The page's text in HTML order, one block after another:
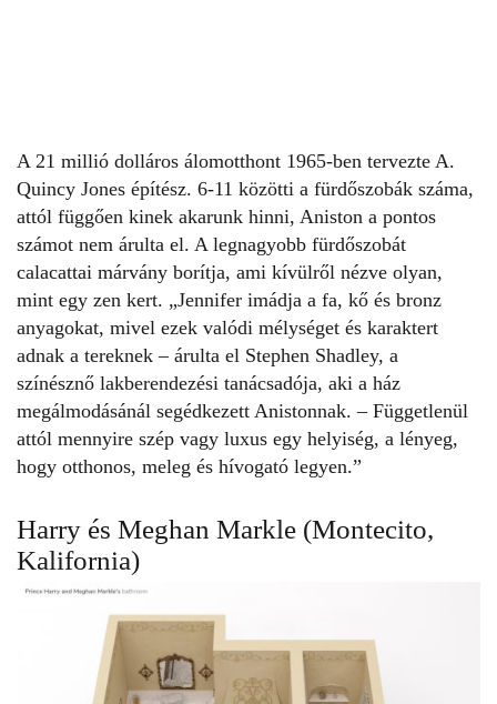
A 21 millió dolláros álomotthont 1965-ben tervezte A.
Quincy Jones építész. 6-11 közötti a fürdőszobák száma,
attól függően kinek akarunk hinni, Aniston a pontos
számot nem árulta el. A legnagyobb fürdőszobát
calacattai márvány borítja, ami kívülről nézve olyan,
mint egy zen kert. „Jennifer imádja a fa, kő és bronz
anyagokat, mivel ezek valódi mélységet és karaktert
adnak a tereknek – árulta el Stephen Shadley, a
színésznő lakberendezési tanácsadója, aki a ház
megálmodásánál segédkezett Anistonnak. – Függetlenül
attól mennyire szép vagy luxus egy helyiség, a lényeg,
hogy otthonos, meleg és hívogató legyen.”
Harry és Meghan Markle (Montecito,
Kalifornia)